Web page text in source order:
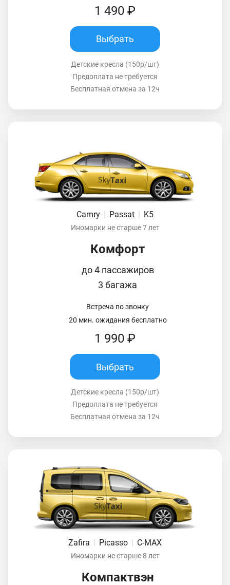
1 490 ₽
Выбрать
Детские кресла (150р/шт)
Предоплата не требуется
Бесплатная отмена за 12ч
Camry Passat K5
Иномарки не старше 7 лет
Комфорт
до 4 пассажиров
3 багажа
Встреча по звонку
20 мин. ожидания бесплатно
1 990 ₽
Выбрать
Детские кресла (150р/шт)
Предоплата не требуется
Бесплатная отмена за 12ч
Zafira | Picasso | C-MAX
Иномарки не старше 8 лет
Компактвэн